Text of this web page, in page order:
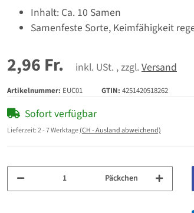
Inhalt: Ca. 10 Samen
Samenfeste Sorte, Keimfähigkeit
2,96 Fr. inkl. USt. , zzgl. Versand
Artikelnummer: EUC01 GTIN: 4251420518262
Sofort verfügbar
Lieferzeit:2 - 7 Werktage(CH - Ausland abweichend)
Päckchen